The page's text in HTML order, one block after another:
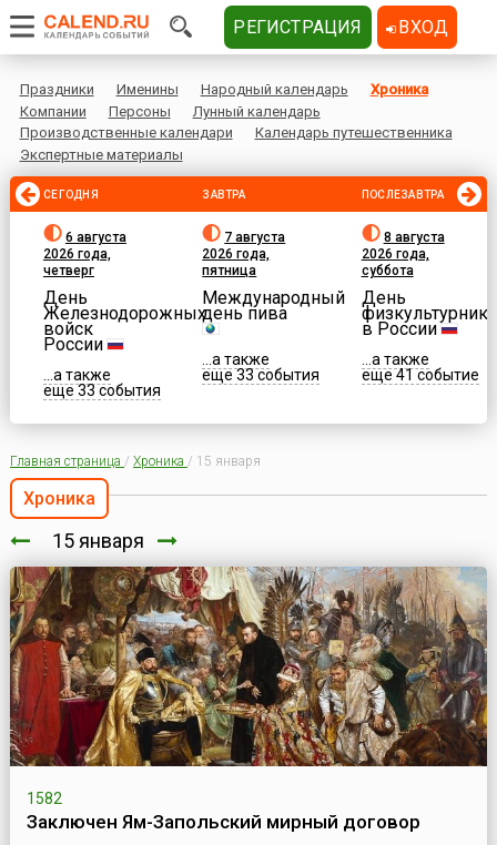
Праздники Именины Народный календарь
Хроника
Компании
Персоны
Лунный календарь
Производственные календари
Календарь путешественника
Экспертные материалы
СЕГОДНЯ
6 августа
2026 года,
четверг
День
Железнодорожных
войск
России
...а также
еще 33 события
ЗАВТРА
7 августа
2026 года,
пятница
Международный
день пива
...а также
еще 33 события
ПОСЛЕЗАВТРА
8 августа
2026 года,
суббота
День
физкультурника
в России
...а также
еще 41 событие
Главная страница / Хроника / 15 января
Хроника
15 января
1582
Заключен Ям-Запольский мирный договор
РЕГИСТРАЦИЯ ВХОД